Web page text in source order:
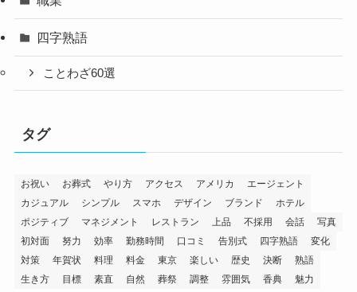
四字熟語
ことわざ60選
タグ
お祝い お葬式 やり方 アクセス アメリカ
エージェント
カジュアル
シンプル スマホ デザイン ブランド
ホテル
ポジティブ
マネジメント レストラン 上品 不採用 会話
写真
初対面
努力 効率 勤務時間 口コミ 告別式 四字熟語
変化
対策
年賀状 料理 料金 東京 楽しい 歴史 決断
熟語
生き方
目標 素直 自然 葬祭 調整 雰囲気 香典 魅力